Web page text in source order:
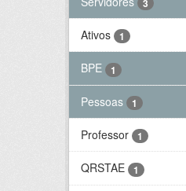
3
Ativos 1
BPE 1
Pessoas 1
Professor 1
QRSTAE 1